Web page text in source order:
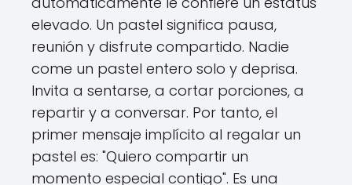
elevado. Un pastel significa pausa,
reunión y disfrute compartido. Nadie
come un pastel entero solo y deprisa.
Invita a sentarse, a cortar porciones, a
repartir y a conversar. Por tanto, el
primer mensaje implícito al regalar un
pastel es: "Quiero compartir un
momento especial contigo". Es una